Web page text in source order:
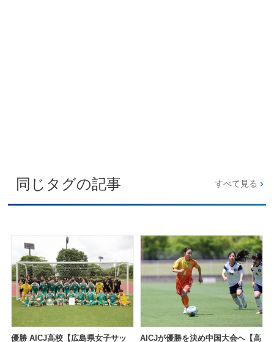
同じタグの記事 すべて見る
優勝 AICJ高校【広島県女子サッ AICJが優勝を決め中国大会へ【高